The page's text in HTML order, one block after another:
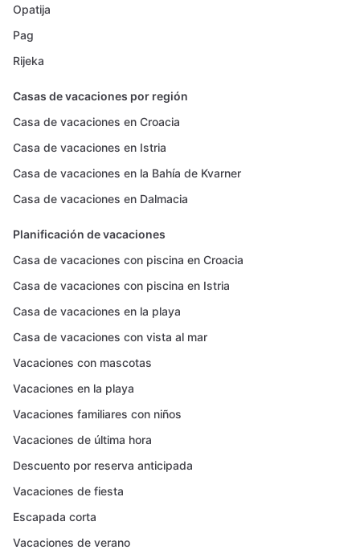
Opatija
Pag
Rijeka
Casas de vacaciones por región
Casa de vacaciones en Croacia
Casa de vacaciones en Istria
Casa de vacaciones en la Bahía de Kvarner
Casa de vacaciones en Dalmacia
Planificación de vacaciones
Casa de vacaciones con piscina en Croacia
Casa de vacaciones con piscina en Istria
Casa de vacaciones en la playa
Casa de vacaciones con vista al mar
Vacaciones con mascotas
Vacaciones en la playa
Vacaciones familiares con niños
Vacaciones de última hora
Descuento por reserva anticipada
Vacaciones de fiesta
Escapada corta
Vacaciones de verano